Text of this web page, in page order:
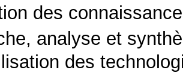
des
analyse et
des